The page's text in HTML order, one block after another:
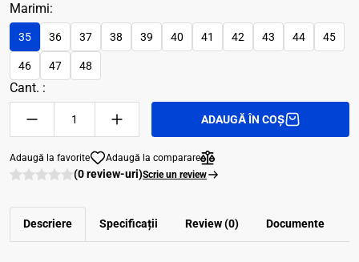
Marimi:
35 36 37 38 39 40 41 42 43 44 45
46 47 48
Cant. :
ADAUGĂ ÎN COȘ
Adaugă la favorite Adaugă la comparare
(0 review-uri)Scrie un review
Descriere Specificații Review (0) Documente